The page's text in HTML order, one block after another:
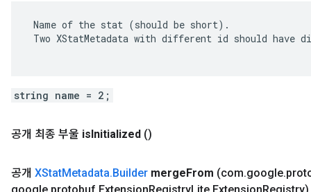
Name of the stat (should be short).
Two XStatMetadata with different id should have
string name = 2;
공개 최종 부울 isInitialized ()
공개 XStatMetadata.Builder mergeFrom (com.google.